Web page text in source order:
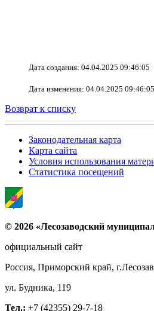
Дата создания: 04.04.2025 09:46:05
Дата изменения: 04.04.2025 09:46:05
Возврат к списку
Законодательная карта
Карта сайта
Условия использования
Статистика посещений
© 2026 «Лесозаводский
официальный сайт
Россия, Приморский край,
ул. Будника, 119
Тел.: +7 (42355) 29-7-18